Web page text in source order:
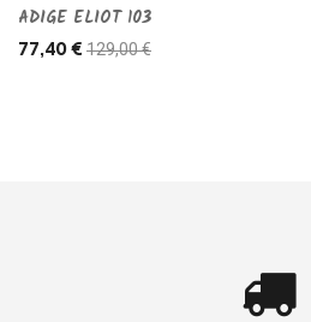
ADIGE ELIOT 103
77,40 € 129,00 €